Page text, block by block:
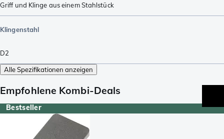
Griff und Klinge aus einem Stahlstück
Klingenstahl
D2
Alle Spezifikationen anzeigen
Empfohlene Kombi-Deals
Bestseller